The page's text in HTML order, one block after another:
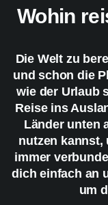
Wohin
Die Welt zu
und schon die
wie der Urlaub
Reise ins
Länder unten
nutzen kannst,
immer
dich einfach an
um